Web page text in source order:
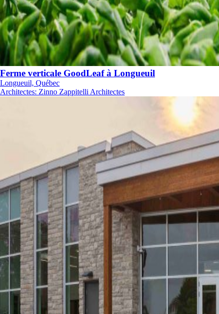
Ferme verticale GoodLeaf à Longueuil
Longueuil, Québec
Architectes: Zinno Zappitelli Architectes